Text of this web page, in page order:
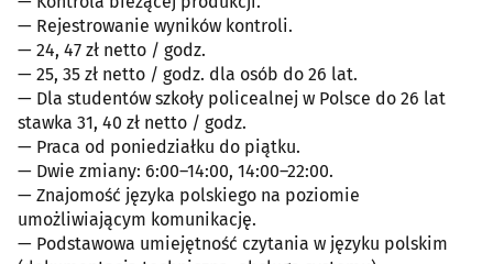
— Rejestrowanie wyników kontroli.
— 24, 47 zł netto / godz.
— 25, 35 zł netto / godz. dla osób do 26 lat.
— Dla studentów szkoły policealnej w Polsce do 26 lat
stawka 31, 40 zł netto / godz.
— Praca od poniedziałku do piątku.
— Dwie zmiany: 6:00–14:00, 14:00–22:00.
— Znajomość języka polskiego na poziomie
umożliwiającym komunikację.
— Podstawowa umiejętność czytania w języku polskim